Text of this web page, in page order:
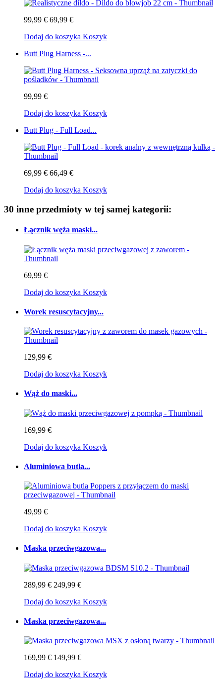
99,99 € 69,99 €
Dodaj do koszyka Koszyk
Butt Plug Harness -...
99,99 €
Dodaj do koszyka Koszyk
Butt Plug - Full Load...
69,99 € 66,49 €
Dodaj do koszyka Koszyk
30 inne przedmioty w tej samej kategorii:
Łącznik węża maski...
69,99 €
Dodaj do koszyka Koszyk
Worek resuscytacyjny...
129,99 €
Dodaj do koszyka Koszyk
Wąż do maski...
169,99 €
Dodaj do koszyka Koszyk
Aluminiowa butla...
49,99 €
Dodaj do koszyka Koszyk
Maska przeciwgazowa...
289,99 € 249,99 €
Dodaj do koszyka Koszyk
Maska przeciwgazowa...
169,99 € 149,99 €
Dodaj do koszyka Koszyk